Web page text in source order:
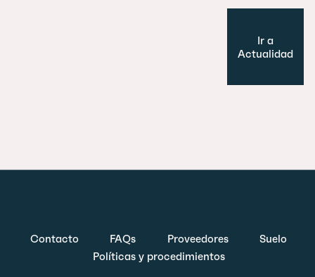
Ir a
Actualidad
Contacto FAQs Proveedores
Suelo
Políticas y procedimientos